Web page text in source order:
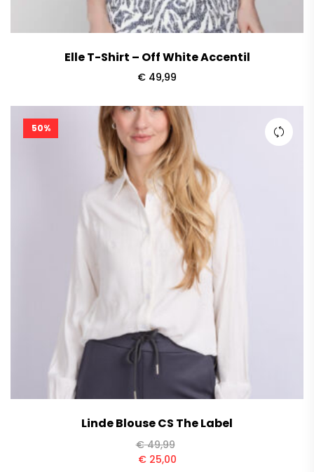
Elle T-Shirt – Off White Accentil
€ 49,99
50%
Linde Blouse CS The Label
€49,99
€25,00